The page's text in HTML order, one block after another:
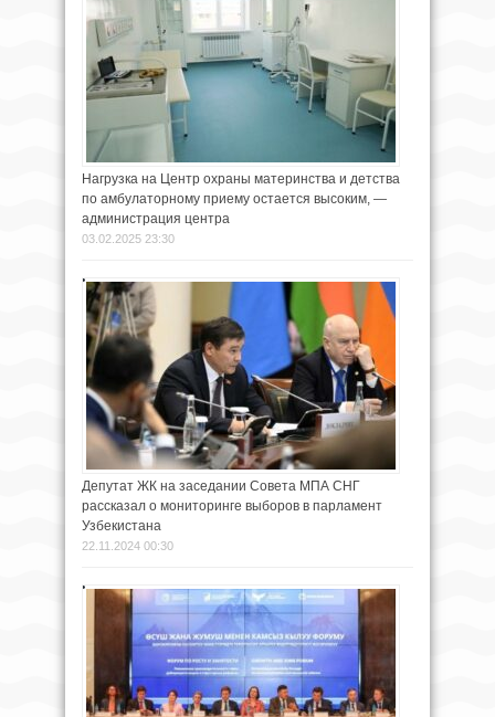
Нагрузка на Центр охраны материнства и детства
по амбулаторному приему остается высоким, —
администрация центра
03.02.2025 23:30
Депутат ЖК на заседании Совета МПА СНГ
рассказал о мониторинге выборов в парламент
Узбекистана
22.11.2024 00:30